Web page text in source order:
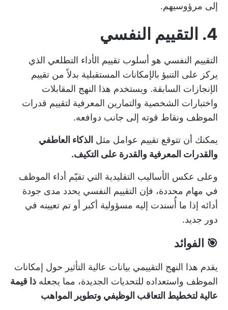
إلى مرؤوسيهم.
4. التقييم النفسي
التقييم النفسي هو أسلوب تقييم الأداء التطلعي الذي
يركز على التنبؤ بالإمكانات المستقبلية بدلاً من تقييم
الإنجازات السابقة. ويستخدم هذا النهج المقابلات
واختبارات الشخصية والتمارين المعرفية لتقييم قدرات
الموظف ونقاط قوته إلى جانب دوافعه.
يمكنك أن تتوقع تقييم عوامل مثل الذكاء العاطفي
والقدرات المعرفية والقدرة على التكيف.
وعلى عكس الأساليب التقليدية التي تقيّم أداء الموظف
في مهام محددة، فإن التقييم النفسي يحدد مدى جودة
أدائه إذا ما أُسندت إليه مسؤولية أكبر أو تم تعيينه في
دور جديد.
🎯 الفوائد
يقدم هذا النهج التقييمي بيانات عالية التأثير حول إمكانات
الموظف واستعداده للتحديات الجديدة، مما يجعله ذا قيمة
عالية لتخطيط التعاقب الوظيفي وتطوير المواهب